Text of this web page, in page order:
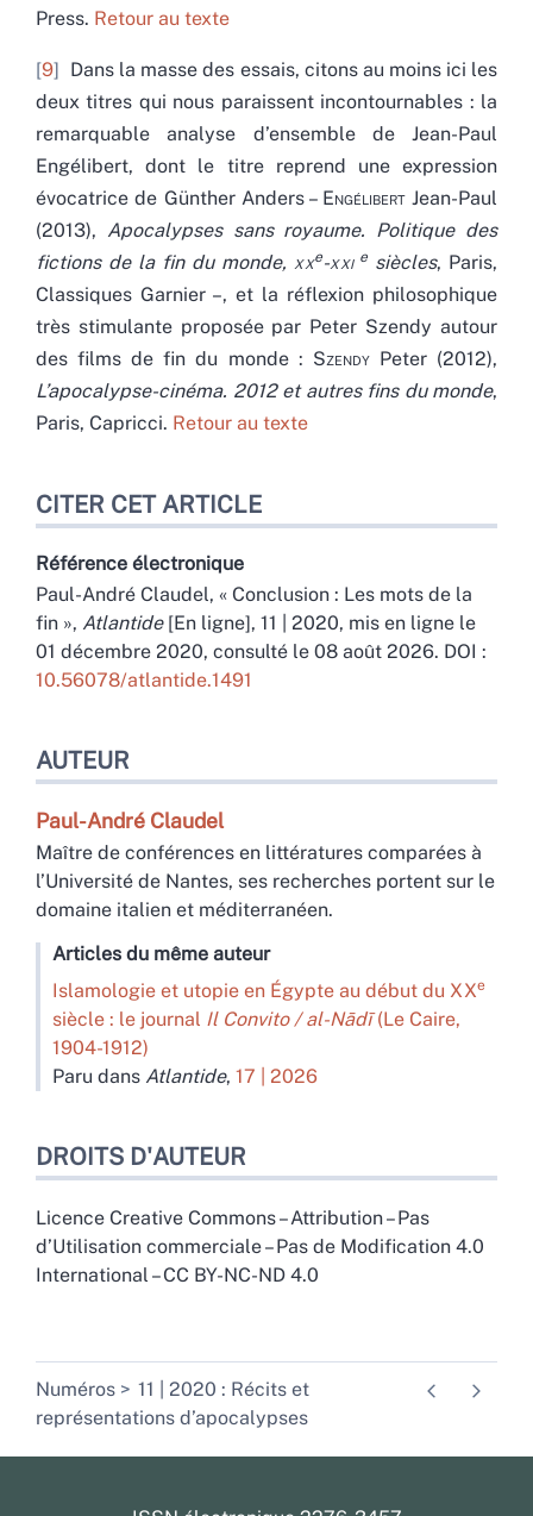
Press. Retour au texte
9
Dans la masse des essais, citons au moins ici les
deux titres qui nous paraissent incontournables : la
remarquable analyse d’ensemble de Jean-Paul
Engélibert, dont le titre reprend une expression
évocatrice de Günther Anders – EngélibertJean-Paul
(2013), Apocalypses sans royaume. Politique des
fictions de la fin du monde, xxe-xxie siècles, Paris,
Classiques Garnier –, et la réflexion philosophique
très stimulante proposée par Peter Szendy autour
des films de fin du monde : SzendyPeter (2012),
L’apocalypse-cinéma. 2012 et autres fins du monde,
Paris, Capricci. Retour au texte
CITER CET ARTICLE
Référence électronique
Paul-André Claudel, « Conclusion : Les mots de la
fin », Atlantide[En ligne], 11 | 2020, mis en ligne le
01 décembre 2020, consulté le 08 août 2026. DOI :
10.56078/atlantide.1491
AUTEUR
Paul-André Claudel
Maître de conférences en littératures comparées à
l’Université de Nantes, ses recherches portent sur le
domaine italien et méditerranéen.
Articles du même auteur
Islamologie et utopie en Égypte au début du XXe
siècle : le journal Il Convito / al-Nādī(Le Caire,
1904-1912)
Paru dans Atlantide, 17 | 2026
DROITS D'AUTEUR
Licence Creative Commons – Attribution – Pas
d’Utilisation commerciale – Pas de Modification 4.0
International – CC BY-NC-ND 4.0
Numéros
11 | 2020 : Récits et
représentations d’apocalypses